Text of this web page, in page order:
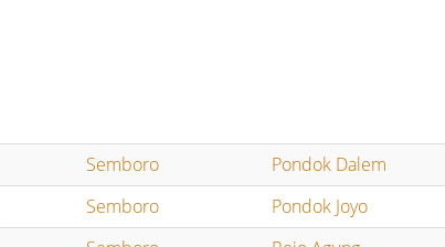
Semboro
Pondok Dalem
Semboro
Pondok Joyo